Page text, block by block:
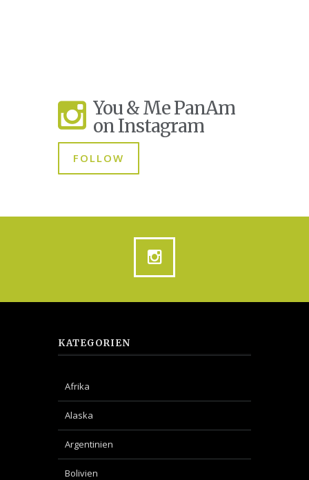
You & Me PanAm
on Instagram
FOLLOW
KATEGORIEN
Afrika
Alaska
Argentinien
Bolivien